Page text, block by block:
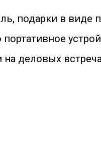
подарки в
деловых